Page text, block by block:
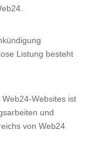
Listung besteht
Websites ist
und
von Web24